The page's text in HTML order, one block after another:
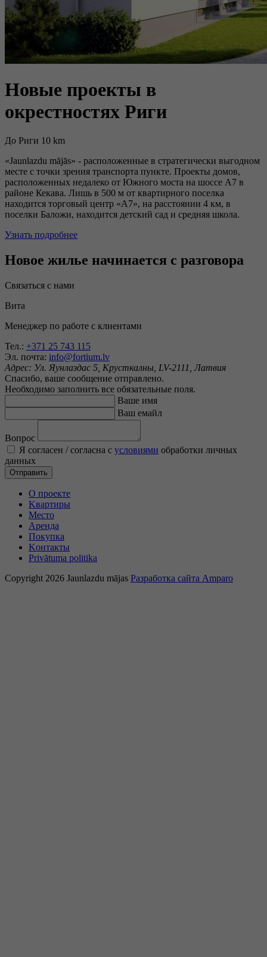
Новые проекты в
окрестностях Риги
До Риги 10 km
«Jaunlazdu mājās» - расположенные в стратегически выгодном
месте с точки зрения транспорта пункте. Проекты домов,
расположенных недалеко от Южного моста на шоссе А7 в
районе Кекава. Лишь в 500 м от квартирного поселка
находится торговый центр «A7», на расстоянии 4 км, в
поселки Баложи, находится детский caд и средняя школа.
Узнать подробнее
Новое жилье начинается с разговора
Связаться с нами
Вита
Менеджер по работе с клиентами
Тел.: +371 25 743 115
Эл. почта: info@fortium.lv
Адрес: Ул. Яунлаздас 5, Крусткалны, LV-2111, Латвия
Спасибо, ваше сообщение отправлено.
Необходимо заполнить все обязательные поля.
Ваше имя
Ваш емайл
Вопрос
Я согласен / согласна c условиями обработки личных
данных
Отправить
O проекте
Kвартиры
Mесто
Аренда
Покупка
Kонтакты
Privātuma politika
Copyright 2026 Jaunlazdu mājas Разработка сайта Amparo